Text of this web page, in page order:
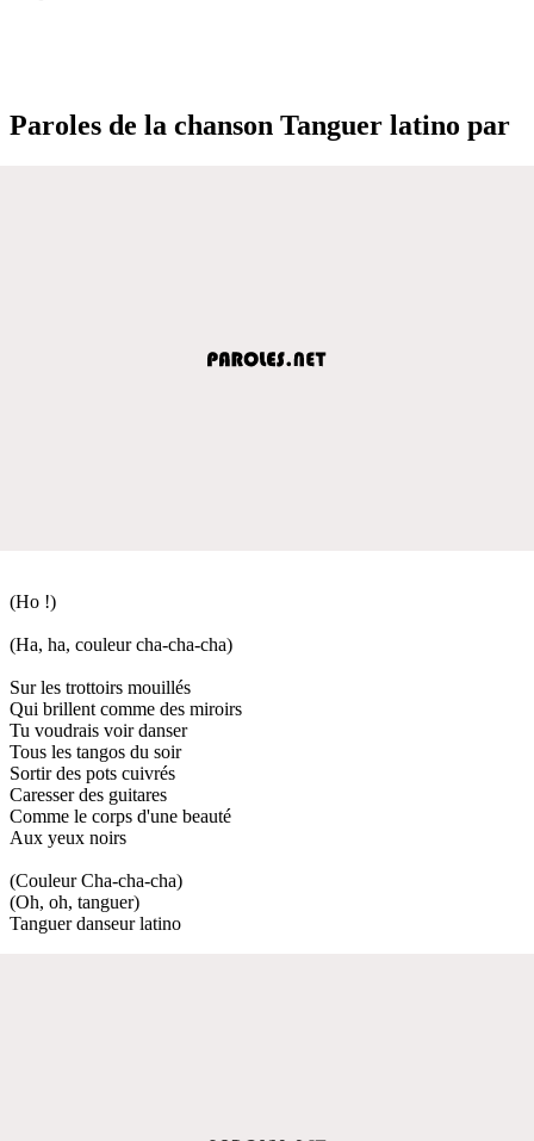
Paroles de la chanson Tanguer latino par
(Ho !)
(Ha, ha, couleur cha-cha-cha)
Sur les trottoirs mouillés
Qui brillent comme des miroirs
Tu voudrais voir danser
Tous les tangos du soir
Sortir des pots cuivrés
Caresser des guitares
Comme le corps d'une beauté
Aux yeux noirs
(Couleur Cha-cha-cha)
(Oh, oh, tanguer)
Tanguer danseur latino